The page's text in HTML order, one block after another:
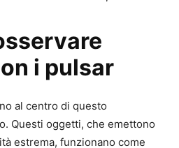
i pulsar
al centro di questo
Questi oggetti, che emettono
estrema, funzionano come